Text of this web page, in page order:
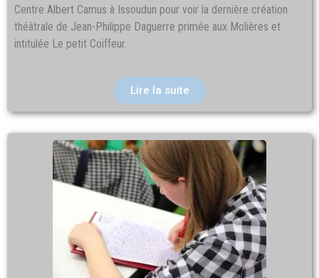
Centre Albert Camus à Issoudun pour voir la dernière création
théâtrale de Jean-Philippe Daguerre primée aux Molières et
intitulée Le petit Coiffeur.
Lire la suite